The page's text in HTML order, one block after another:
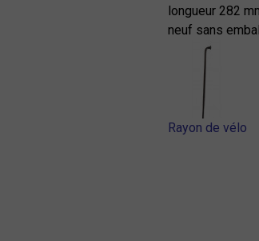
longueur 282
neuf sans
Rayon de vélo